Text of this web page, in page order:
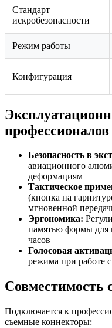
Стандарт
искробезопасности
Режим работы
Конфигурация
профессионалов
Безопасность в
авиационного
деформациям
Тактическое
(кнопка на
мгновенной
Эргономика:
памятью формы для
часов
Голосовая
режима при работе
Совместимость
Подключается к
съемные коннекторы: